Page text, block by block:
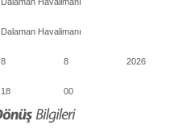
Dalaman Havalimanı
8 8 2026
18 00